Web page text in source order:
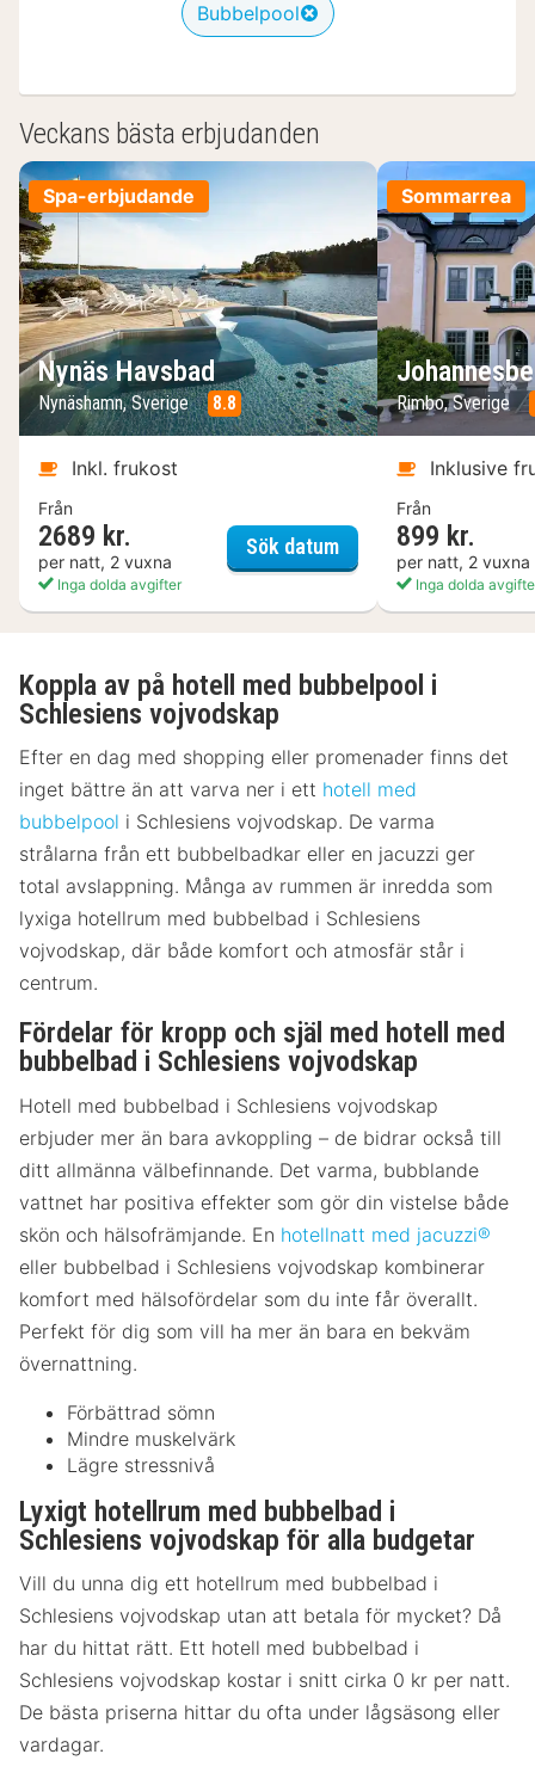
Bubbelpool
Veckans bästa erbjudanden
Spa-erbjudande
Nynäs Havsbad
Nynäshamn, Sverige 8.8
Inkl. frukost
Från
2689 kr.
per natt, 2 vuxna
Inga dolda avgifter
Sök datumNynäs Havsbad
Sommarrea
Rimbo, Sverige
Inklusive
Från
899 kr.
per natt, 2 vuxna
Inga dolda
Koppla av på hotell med bubbelpool i
Schlesiens vojvodskap
Efter en dag med shopping eller promenader finns det
inget bättre än att varva ner i ett hotell med
bubbelpool i Schlesiens vojvodskap. De varma
strålarna från ett bubbelbadkar eller en jacuzzi ger
total avslappning. Många av rummen är inredda som
lyxiga hotellrum med bubbelbad i Schlesiens
vojvodskap, där både komfort och atmosfär står i
centrum.
Fördelar för kropp och själ med hotell med
bubbelbad i Schlesiens vojvodskap
Hotell med bubbelbad i Schlesiens vojvodskap
erbjuder mer än bara avkoppling – de bidrar också till
ditt allmänna välbefinnande. Det varma, bubblande
vattnet har positiva effekter som gör din vistelse både
skön och hälsofrämjande. En hotellnatt med jacuzzi®
eller bubbelbad i Schlesiens vojvodskap kombinerar
komfort med hälsofördelar som du inte får överallt.
Perfekt för dig som vill ha mer än bara en bekväm
övernattning.
Förbättrad sömn
Mindre muskelvärk
Lägre stressnivå
Lyxigt hotellrum med bubbelbad i
Schlesiens vojvodskap för alla budgetar
Vill du unna dig ett hotellrum med bubbelbad i
Schlesiens vojvodskap utan att betala för mycket? Då
har du hittat rätt. Ett hotell med bubbelbad i
Schlesiens vojvodskap kostar i snitt cirka 0 kr per natt.
De bästa priserna hittar du ofta under lågsäsong eller
vardagar.